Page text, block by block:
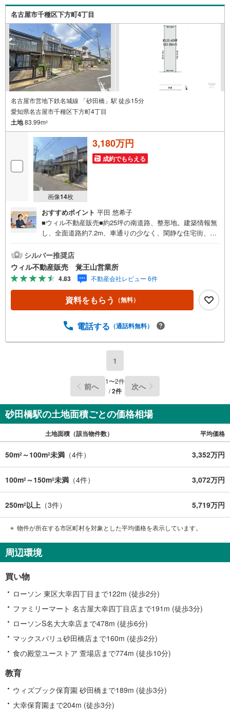
名古屋市千種区下方町4丁目
名古屋市営地下鉄名城線 「砂田橋」駅 徒歩15分
愛知県名古屋市千種区下方町4丁目
土地83.99m2
画像14枚
3,180万円
成約でもらえる
おすすめポイント 平田 悠希子
■ウィル不動産販売■約25坪の南道路、整形地。建築情報無
し、全面道路約7.2m、車通りの少なく、閑静な住宅街、周
す！＝＝＝＝＝＝＝＝＝＝＝＝＝＝東証上場のウィルで安
心取引！定休日無！平日特典あり！住宅ローンもお任せ下
さい！年間800組以上を担当する専門部署が、あなたの住宅
ローンをお手伝い！リフォーム・リノベも併せて相談可
能！お子様連れのご家族も落ち着いてお話ができるよう、
キッズスペースを設置しています。【営業時間 10:00-19:0
ります。ぜひお気軽にご連絡下さい！現地を見学される場
の日時をご記入いただけますとスムーズにご案内が可能で
シルバー推奨店
ウィル不動産販売 覚王山営業所
4.83 不動産会社レビュー 6件
資料をもらう （無料）
電話する （通話料無料）
1
前へ 1〜2件
/2件 次へ
砂田橋駅の土地面積ごとの価格相場
土地面積（該当物件数） 平均価格
50m2 ～100m2未満 （4件） 3,352万円
100m2 ～150m2未満 （4件） 3,072万円
250m2以上 （3件） 5,719万円
物件が所在する市区町村を対象とした平均価格を表示しています。
周辺環境
買い物
ローソン 東区大幸四丁目まで122m (徒歩2分)
ファミリーマート 名古屋大幸四丁目店まで191m (徒歩3分)
ローソンS名大大幸店まで478m (徒歩6分)
マックスバリュ砂田橋店まで160m (徒歩2分)
食の殿堂ユーストア 萱場店まで774m (徒歩10分)
教育
ウィズブック保育園 砂田橋まで189m (徒歩3分)
大幸保育園まで204m (徒歩3分)